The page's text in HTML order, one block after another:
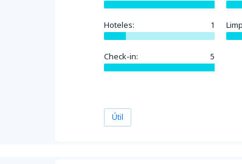
Hoteles: 1
Check-in: 5
Útil